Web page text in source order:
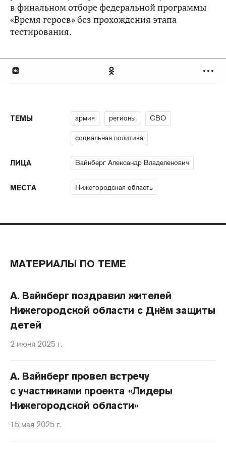
в финальном отборе федеральной программы
«Время героев» без прохождения этапа
тестирования.
ТЕМЫ армия регионы СВО
социальная политика
ЛИЦА Вайнберг Александр Владеленович
МЕСТА Нижегородская область
МАТЕРИАЛЫ ПО ТЕМЕ
А. Вайнберг поздравил жителей
Нижегородской области с Днём защиты
детей
2 июня 2025 г.
А. Вайнберг провел встречу
с участниками проекта «Лидеры
Нижегородской области»
15 мая 2025 г.